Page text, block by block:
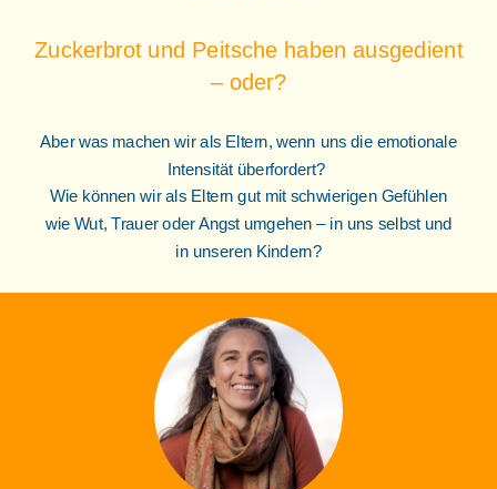
Aber was machen wir als Eltern, wenn uns die emotionale
Intensität überfordert?
Wie können wir als Eltern gut mit schwierigen Gefühlen
wie Wut, Trauer oder Angst umgehen – in uns selbst und
in unseren Kindern?
Zuckerbrot und Peitsche haben ausgedient
– oder?